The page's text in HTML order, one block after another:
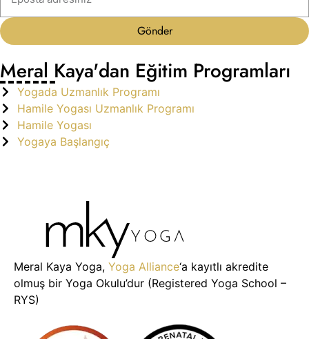
Gönder
Meral Kaya'dan Eğitim Programları
Yogada Uzmanlık Programı
Hamile Yogası Uzmanlık Programı
Hamile Yogası
Yogaya Başlangıç
Meral Kaya Yoga, Yoga Alliance‘a kayıtlı akredite
olmuş bir Yoga Okulu’dur (Registered Yoga School –
RYS)